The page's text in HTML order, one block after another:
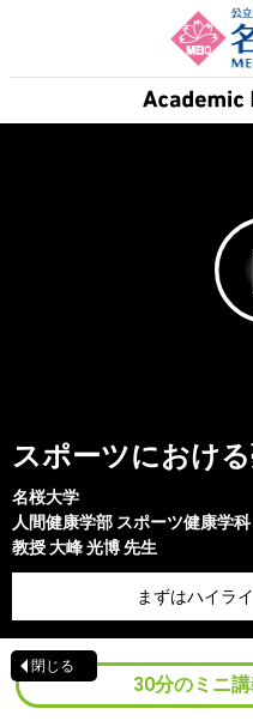
スポーツにおけ
名桜大学
人間健康学部 スポーツ健康学科
教授大峰 光博先生
まずはハイラ
閉じる
30分のミニ